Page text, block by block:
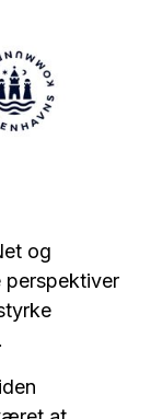
og
perspektiver